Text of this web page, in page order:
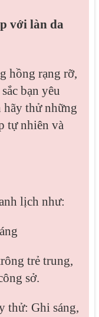
với làn da
hồng rạng rỡ,
bạn yêu
hãy thử những
tự nhiên và
lịch như:
trẻ trung,
sở.
thử: Ghi sáng,